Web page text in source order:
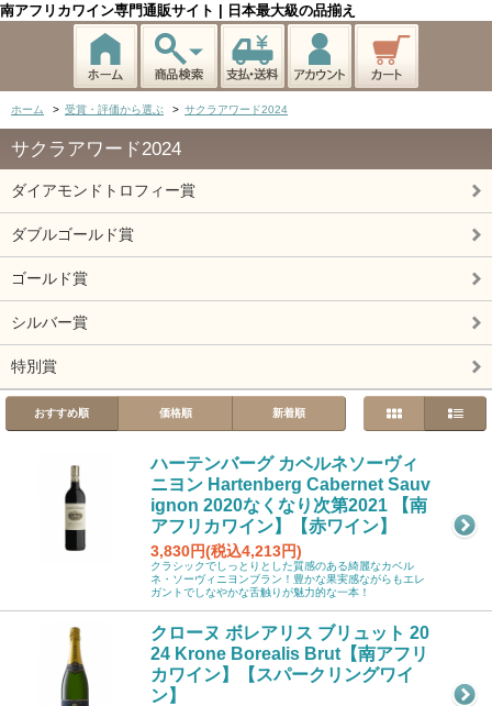
南アフリカワイン専門通販サイト | 日本最大級の品揃え
ホーム > 受賞・評価から選ぶ > サクラアワード2024
サクラアワード2024
ダイアモンドトロフィー賞
ダブルゴールド賞
ゴールド賞
シルバー賞
特別賞
おすすめ順 価格順 新着順
ハーテンバーグ カベルネソーヴィ
ニヨン Hartenberg Cabernet Sauv
ignon 2020なくなり次第2021 【南
アフリカワイン】【赤ワイン】
3,830円(税込4,213円)
クラシックでしっとりとした質感のある綺麗なカベル
ネ・ソーヴィニヨンブラン！豊かな果実感ながらもエレ
ガントでしなやかな舌触りが魅力的な一本！
クローヌ ボレアリス ブリュット 20
24 Krone Borealis Brut【南アフリ
カワイン】【スパークリングワイ
ン】